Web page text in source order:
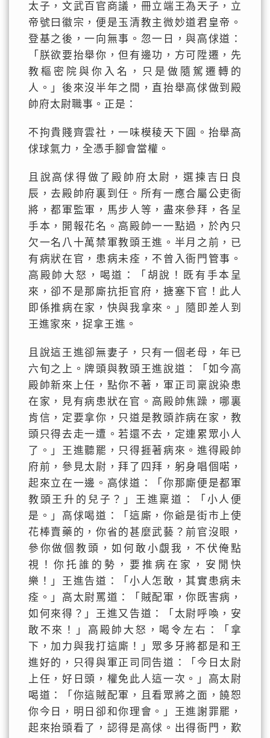
太子，文武百官商議，冊立端王為天子，立
帝號曰徽宗，便是玉清教主微妙道君皇帝。
登基之後，一向無事。忽一日，與高俅道：
「朕欲要抬舉你，但有邊功，方可陞遷，先
教樞密院與你入名，只是做隨駕遷轉的
人。」後來沒半年之間，直抬舉高俅做到殿
帥府太尉職事。正是：
不拘貴賤齊雲社，一味模稜天下圓。抬舉高
俅球氣力，全憑手腳會當權。
且說高俅得做了殿帥府太尉，選揀吉日良
辰，去殿帥府裏到任。所有一應合屬公吏衙
將，都軍監軍，馬步人等，盡來參拜，各呈
手本，開報花名。高殿帥一一點過，於內只
欠一名八十萬禁軍教頭王進。半月之前，已
有病狀在官，患病未痊，不曾入衙門管事。
高殿帥大怒，喝道：「胡說！既有手本呈
來，卻不是那廝抗拒官府，搪塞下官！此人
即係推病在家，快與我拿來。」隨即差人到
王進家來，捉拿王進。
且說這王進卻無妻子，只有一個老母，年已
六旬之上。牌頭與教頭王進說道：「如今高
殿帥新來上任，點你不著，軍正司稟說染患
在家，見有病患狀在官。高殿帥焦躁，哪裏
肯信，定要拿你，只道是教頭詐病在家，教
頭只得去走一遭。若還不去，定連累眾小人
了。」王進聽罷，只得捱著病來。進得殿帥
府前，參見太尉，拜了四拜，躬身唱個喏，
起來立在一邊。高俅道：「你那廝便是都軍
教頭王升的兒子？」王進稟道：「小人便
是。」高俅喝道：「這廝，你爺是街市上使
花棒賣藥的，你省的甚麼武藝？前官沒眼，
參你做個教頭，如何敢小覷我，不伏俺點
視！你托誰的勢，要推病在家，安閒快
樂！」王進告道：「小人怎敢，其實患病未
痊。」高太尉罵道：「賊配軍，你既害病，
如何來得？」王進又告道：「太尉呼喚，安
敢不來！」高殿帥大怒，喝令左右：「拿
下，加力與我打這廝！」眾多牙將都是和王
進好的，只得與軍正司同告道：「今日太尉
上任，好日頭，權免此人這一次。」高太尉
喝道：「你這賊配軍，且看眾將之面，饒恕
你今日，明日卻和你理會。」王進謝罪罷，
起來抬頭看了，認得是高俅。出得衙門，歎